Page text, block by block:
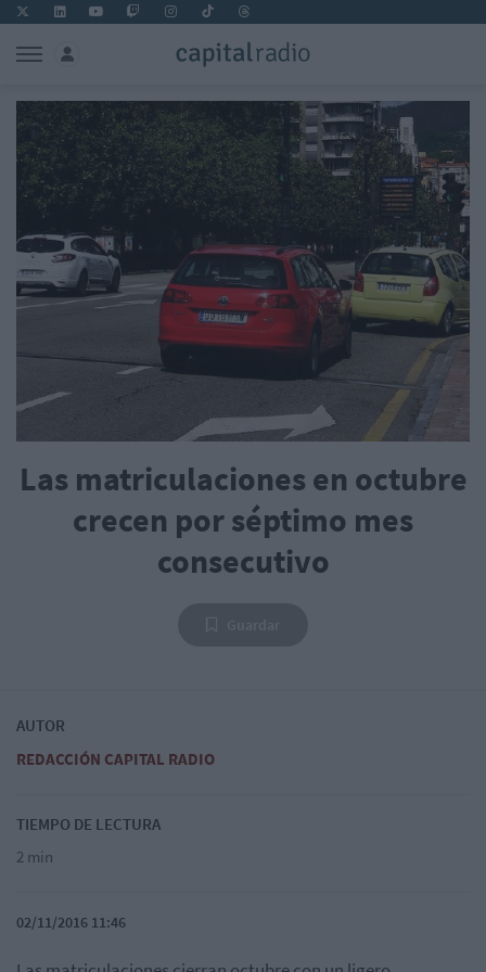
Las matriculaciones en octubre
crecen por séptimo mes
consecutivo
AUTOR
REDACCIÓN CAPITAL RADIO
TIEMPO DE LECTURA
2 min
02/11/2016 11:46